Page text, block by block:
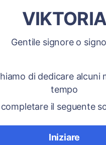
VIKTORIA
Gentile signore o
di dedicare alcuni
tempo
il seguente
Iniziare